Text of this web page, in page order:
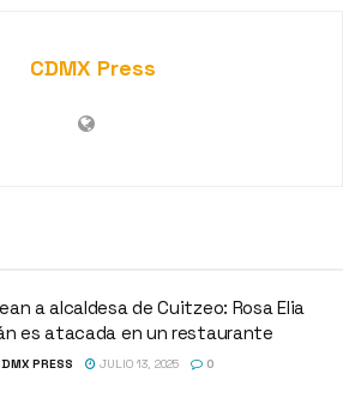
CDMX Press
a alcaldesa de Cuitzeo: Rosa Elia
es atacada en un restaurante
PRESS JULIO 13, 2025 0